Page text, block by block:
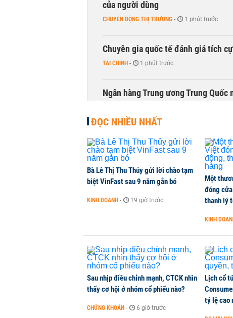
của người dùng
CHUYỂN ĐỘNG THỊ TRƯỜNG - 1 phút trước
Chuyên gia quốc tế đánh giá tích
TÀI CHÍNH - 1 phút trước
Ngân hàng Trung ương Trung
ĐỌC NHIỀU NHẤT
Bà Lê Thị Thu Thủy gửi lời chào tạm
biệt VinFast sau 9 năm gắn bó
KINH DOANH - 19 giờ trước
Một
đóng
thanh lý
KINH
Sau nhịp điều chỉnh mạnh, CTCK nhìn
thấy cơ hội ở nhóm cổ phiếu nào?
CHỨNG KHOÁN - 6 giờ trước
Lịch cổ
tỷ lệ cao